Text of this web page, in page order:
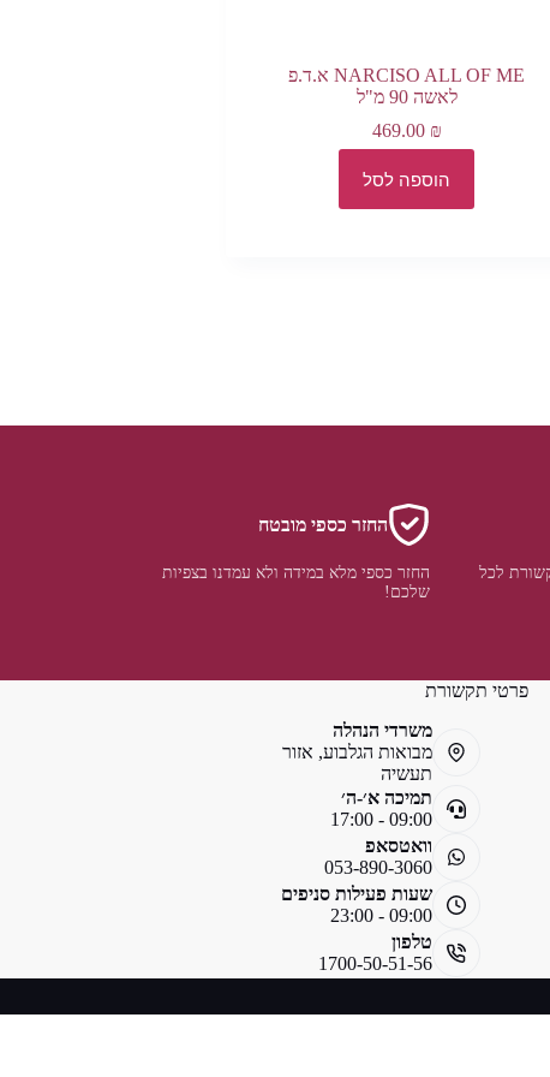
NARCISO ALL OF ME א.ד.פ
לאשה 90 מ"ל
469.00 ₪
הוספה לסל
לכל
החזר כספי מובטח
החזר כספי מלא במידה ולא עמדנו בצפיות
שלכם!
פרטי תקשורת
משרדי הנהלה
מבואות הגלבוע, אזור
תעשיה
תמיכה א׳-ה׳
09:00 - 17:00
וואטסאפ
053-890-3060
שעות פעילות סניפים
09:00 - 23:00
טלפון
1700-50-51-56